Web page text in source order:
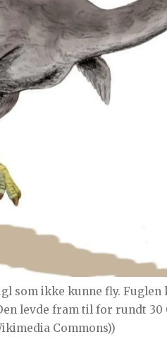
som ikke kunne fly. Fuglen
levde fram til for rundt 30
Commons))